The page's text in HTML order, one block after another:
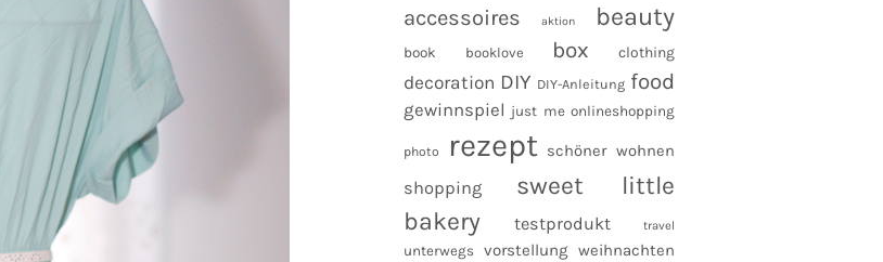
accessoires aktion beauty
book booklove box clothing
decoration DIY DIY-Anleitung food
gewinnspiel just me onlineshopping
photo rezept schöner wohnen
shopping
sweet little
bakery
testprodukt travel
unterwegs vorstellung weihnachten